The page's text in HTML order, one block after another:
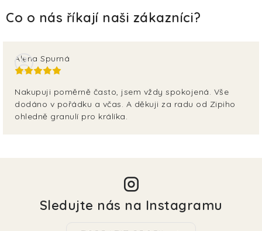
Alena Spurná
Nakupuji poměrně často, jsem vždy spokojená. Vše
dodáno v pořádku a včas. A děkuji za radu od Zipiho
ohledně granulí pro králíka.
Sledujte nás na Instagramu